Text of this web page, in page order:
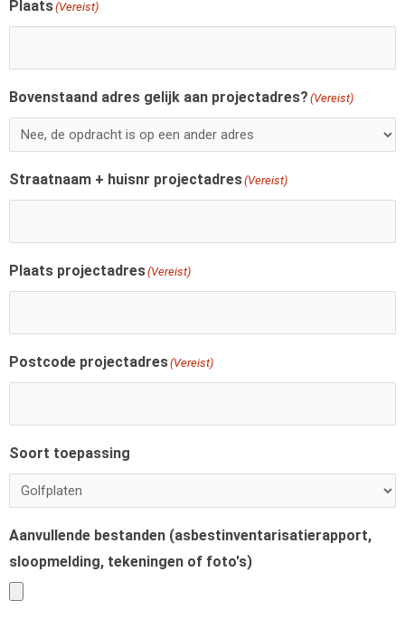
Plaats(Vereist)
Bovenstaand adres gelijk aan projectadres? (Vereist)
Straatnaam + huisnr projectadres(Vereist)
Plaats projectadres(Vereist)
Postcode projectadres(Vereist)
Soort toepassing
Aanvullende bestanden (asbestinventarisatierapport,
sloopmelding, tekeningen of foto's)